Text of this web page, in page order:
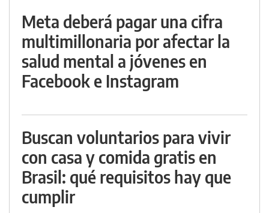
Meta deberá pagar una cifra
multimillonaria por afectar la
salud mental a jóvenes en
Facebook e Instagram
Buscan voluntarios para vivir
con casa y comida gratis en
Brasil: qué requisitos hay que
cumplir